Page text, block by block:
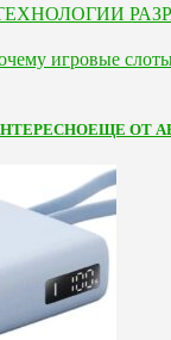
игровые
ЕЩЕ ОТ